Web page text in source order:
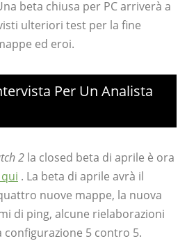
beta chiusa per PC arriverà a
ulteriori test per la fine
ed eroi.
Per Un Analista
2 la closed beta di aprile è ora
. La beta di aprile avrà il
nuove mappe, la nuova
di ping, alcune rielaborazioni
configurazione 5 contro 5.